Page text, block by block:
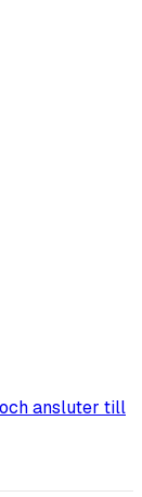
ansluter till